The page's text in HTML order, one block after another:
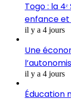
Togo : la
enfance
il y a 4 jours
Une
il y a 4 jours
Éducation